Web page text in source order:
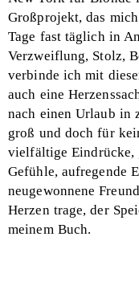
Großprojekt, das
Tage fast täglich in
Verzweiflung, Stolz,
verbinde ich mit
auch eine
nach einen Urlaub in
groß und doch für
vielfältige Eindrücke,
Gefühle, aufregende
neugewonnene
Herzen trage, der
meinem Buch.